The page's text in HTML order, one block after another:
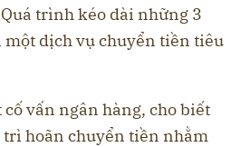
trình kéo dài những 3
một dịch vụ chuyển tiền tiêu
vấn ngân hàng, cho biết
hoãn chuyển tiền nhằm